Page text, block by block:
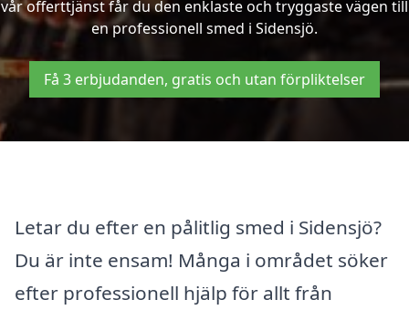
vår offerttjänst får du den enklaste och tryggaste vägen till
en professionell smed i Sidensjö.
Få 3 erbjudanden, gratis och utan förpliktelser
Letar du efter en pålitlig smed i Sidensjö?
Du är inte ensam! Många i området söker
efter professionell hjälp för allt från